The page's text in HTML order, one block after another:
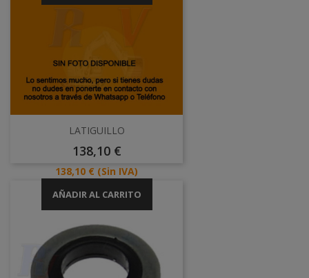
LATIGUILLO
Precio
138,10 €
Precio
138,10 € (Sin IVA)
AÑADIR AL CARRITO